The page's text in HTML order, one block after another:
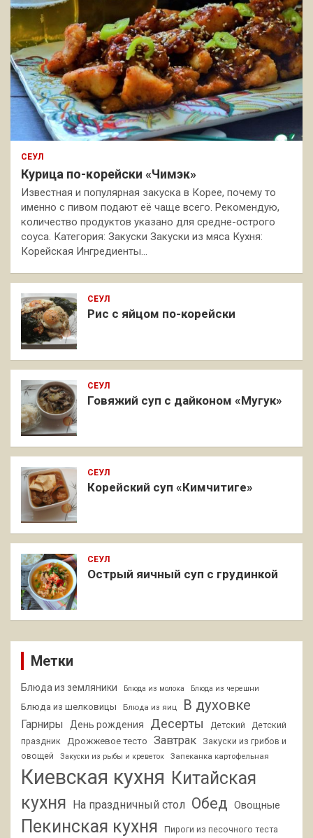
СЕУЛ
Курица по-корейски «Чимэк»
Известная и популярная закуска в Корее, почему то
именно с пивом подают её чаще всего. Рекомендую,
количество продуктов указано для средне-острого
соуса. Категория: Закуски Закуски из мяса Кухня:
Корейская Ингредиенты…
СЕУЛ
Рис с яйцом по-корейски
СЕУЛ
Говяжий суп с дайконом «Мугук»
СЕУЛ
Корейский суп «Кимчитиге»
СЕУЛ
Острый яичный суп с грудинкой
Метки
Блюда из земляники Блюда из молока Блюда из черешни
Блюда из шелковицы Блюда из яиц В духовке
Гарниры День рождения Десерты Детский
Детский
праздник
Дрожжевое тесто Завтрак
Закуски из грибов и
овощей
Закуски из рыбы и креветок Запеканка картофельная
Киевская кухня Китайская
кухня На праздничный стол Обед Овощные
Пекинская кухня Пироги из песочного теста